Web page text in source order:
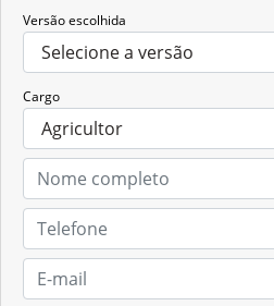
Versão escolhida
Cargo